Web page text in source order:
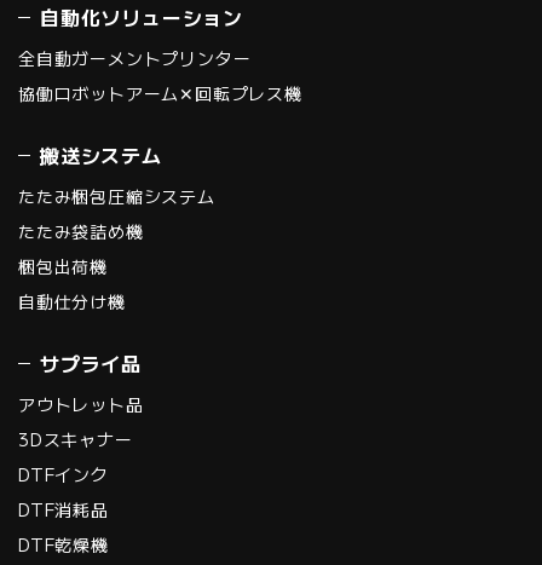
自動化ソリューション
全自動ガーメントプリンター
協働ロボットアーム✕回転プレス機
搬送システム
たたみ梱包圧縮システム
たたみ袋詰め機
梱包出荷機
自動仕分け機
サプライ品
アウトレット品
3Dスキャナー
DTFインク
DTF消耗品
DTF乾燥機